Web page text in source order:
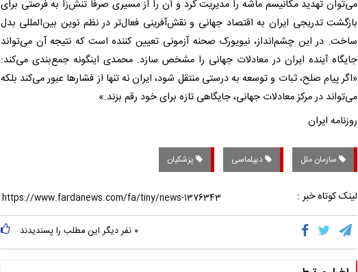
می‌توان تهدید مکانیسم ماشه را مدیریت کرد و آن را از مسیری صرفاً تنش‌زا به فرصتی برای
بازگشت تدریجی ایران به اقتصاد جهانی و نقش‌آفرینی فعال‌‌تر در نظم نوین بین‌المللی بدل
ساخت. در این چشم‌انداز، نیویورک صحنه آزمونی تعیین ‌کننده است که نتیجه آن می‌تواند
جایگاه آینده ایران در معادلات جهانی را مشخص سازد. محمدی اینگونه جمع‌بندی می‌کند:
«اگر پیام صلح، ثبات و توسعه به ‌درستی منتقل شود، ایران نه تنها از فشارها عبور می‌کند بلکه
می‌تواند در مرکز معادلات جهانی، جایگاهی تازه برای خود رقم بزند.»
روزنامه ایران
سازمان ملل دیپلماسی پزشکیان
لینک کوتاه خبر :
۰ نفر دیگر این مطلب را پسندیدند